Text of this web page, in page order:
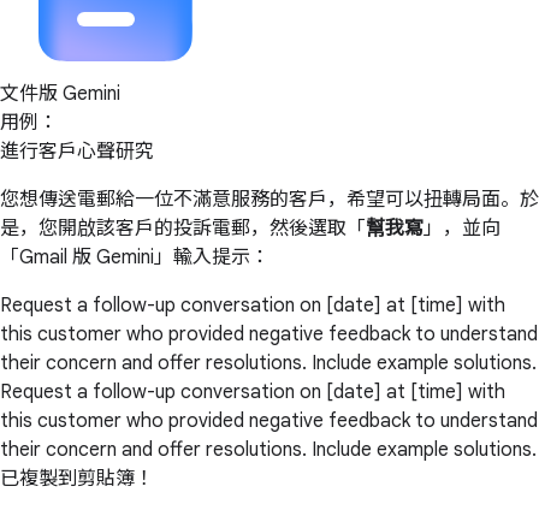
文件版 Gemini
用例：
進行客戶心聲研究
您想傳送電郵給一位不滿意服務的客戶，希望可以扭轉局面。於
是，您開啟該客戶的投訴電郵，然後選取「 幫我寫」，並向
「Gmail 版 Gemini」輸入提示：
Request a follow-up conversation on [date] at [time] with
this customer who provided negative feedback to understand
their concern and offer resolutions. Include example solutions.
Request a follow-up conversation on [date] at [time] with
this customer who provided negative feedback to understand
their concern and offer resolutions. Include example solutions.
已複製到剪貼簿！